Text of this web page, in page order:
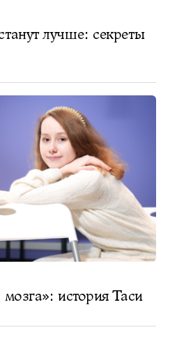
лучше: секреты
история Таси